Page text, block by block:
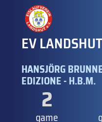
EV LANDSHUT
HANSJÖRG
EDIZIONE - H.B.M.
2
game